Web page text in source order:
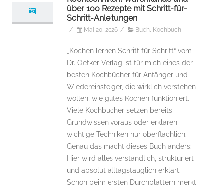
über 100 Rezepte mit Schritt-für-
Schritt-Anleitungen
/ Mai 20, 2026 / Buch, Kochbuch
„Kochen lernen Schritt für Schritt“ vom
Dr. Oetker Verlag ist für mich eines der
besten Kochbücher für Anfänger und
Wiedereinsteiger, die wirklich verstehen
wollen, wie gutes Kochen funktioniert.
Viele Kochbücher setzen bereits
Grundwissen voraus oder erklären
wichtige Techniken nur oberflächlich.
Genau das macht dieses Buch anders:
Hier wird alles verständlich, strukturiert
und absolut alltagstauglich erklärt.
Schon beim ersten Durchblättern merkt